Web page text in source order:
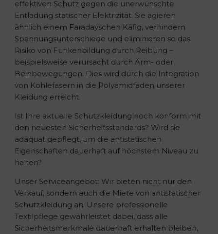
effektiven Schutz gegen die unerwünschte
Entladung statischer Elektrizität. Sie agieren
ähnlich einem Faradayschen Käfig, verhindern
Spannungsunterschiede und eliminieren so das
Risiko von Funkenbildung durch Reibung –
beispielsweise verursacht durch Arm- oder
Beinbewegungen. Dies wird durch die Integration
von Kohlefasern in die Polyamidfäden unserer
Kleidung erreicht.
Ist Ihre aktuelle Schutzkleidung noch konform mit
den neuesten Sicherheitsstandards? Wird sie
adäquat gepflegt, um die antistatischen
Eigenschaften dauerhaft auf höchstem Niveau zu
halten?
Unser Serviceangebot: Wir bieten nicht nur den
Verkauf, sondern auch die Miete von antistatischer
Schutzkleidung an. Unsere professionelle
Textilpflege gewährleistet dabei, dass alle
Sicherheitsmerkmale dauerhaft erhalten bleiben,